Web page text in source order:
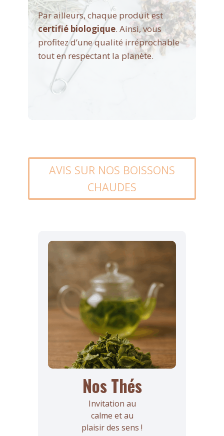
Par ailleurs, chaque produit est
certifié biologique. Ainsi, vous
profitez d’une qualité irréprochable
tout en respectant la planète.
AVIS SUR NOS BOISSONS
CHAUDES
Nos Thés
Invitation au
calme et au
plaisir des sens !